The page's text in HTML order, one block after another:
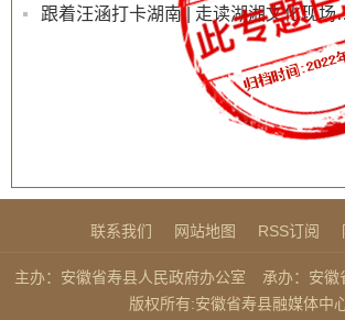
跟着汪涵打卡湖
联系我们 网站地图 RSS订阅
主办：安徽省寿县人民政府办公室
承办：安徽
版权所有:安徽省寿县融媒体中